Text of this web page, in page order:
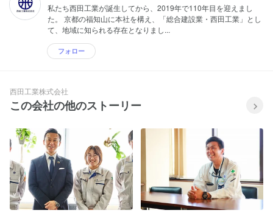
私たち西田工業が誕生してから、2019年で110年目を迎えまし
た。 京都の福知山に本社を構え、「総合建設業・西田工業」とし
て、地域に知られる存在となりまし...
フォロー
西田工業株式会社
この会社の他のストーリー